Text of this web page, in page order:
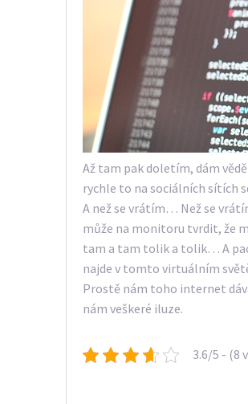
Až tam pak doletím, dám
rychle to na sociálních sítích
A než se vrátím… Než se
může na monitoru tvrdit, že
tam a tam tolik a tolik… A
najde v tomto virtuálním
Prostě nám toho internet
nám veškeré iluze.
3.6/5 - (8